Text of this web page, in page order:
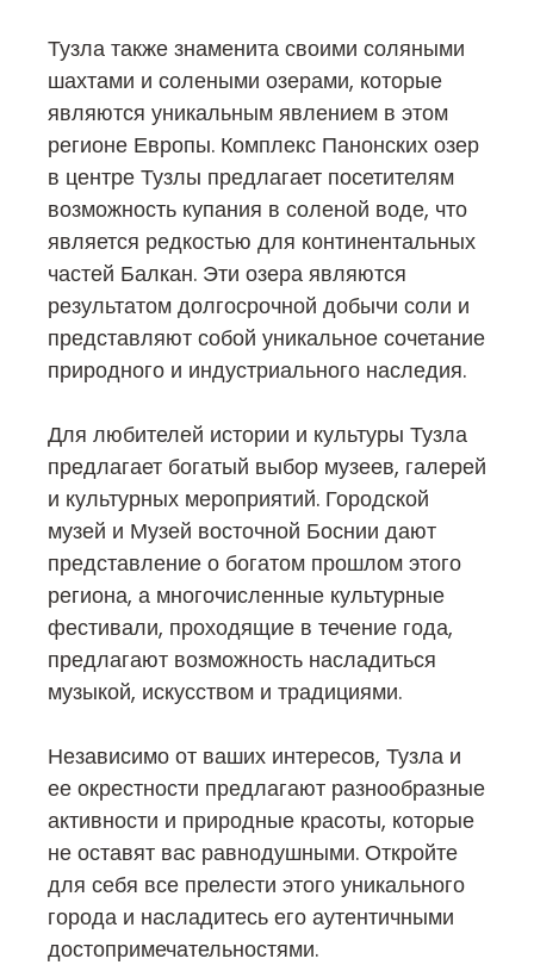
Тузла также знаменита своими соляными
шахтами и солеными озерами, которые
являются уникальным явлением в этом
регионе Европы. Комплекс Панонских озер
в центре Тузлы предлагает посетителям
возможность купания в соленой воде, что
является редкостью для континентальных
частей Балкан. Эти озера являются
результатом долгосрочной добычи соли и
представляют собой уникальное сочетание
природного и индустриального наследия.
Для любителей истории и культуры Тузла
предлагает богатый выбор музеев, галерей
и культурных мероприятий. Городской
музей и Музей восточной Боснии дают
представление о богатом прошлом этого
региона, а многочисленные культурные
фестивали, проходящие в течение года,
предлагают возможность насладиться
музыкой, искусством и традициями.
Независимо от ваших интересов, Тузла и
ее окрестности предлагают разнообразные
активности и природные красоты, которые
не оставят вас равнодушными. Откройте
для себя все прелести этого уникального
города и насладитесь его аутентичными
достопримечательностями.